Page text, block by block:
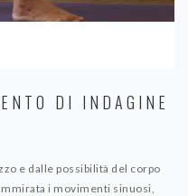
DI INDAGINE
e dalle possibilità del corpo
i movimenti sinuosi,